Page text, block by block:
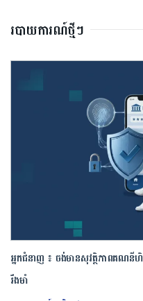
របាយការណ៍ថ្មីៗ
អ្នកជំនាញ ៖ ចង់មានសុវត្ថិភាពគណនីហិរ
រឹងមាំ